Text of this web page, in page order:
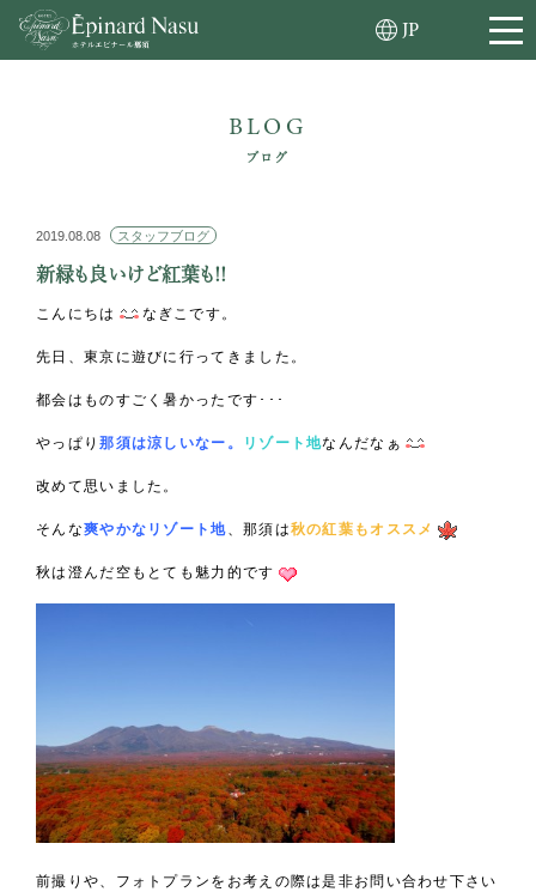
JP
BLOG
ブログ
2019.08.08 スタッフブログ
新緑も良いけど紅葉も!!
こんにちは なぎこです。
先日、東京に遊びに行ってきました。
都会はものすごく暑かったです･･･
やっぱり那須は涼しいなー。 リゾート地なんだなぁ
改めて思いました。
そんな爽やかなリゾート地、那須は秋の紅葉もオススメ
秋は澄んだ空もとても魅力的です
前撮りや、フォトプランをお考えの際は是非お問い合わせ下さい